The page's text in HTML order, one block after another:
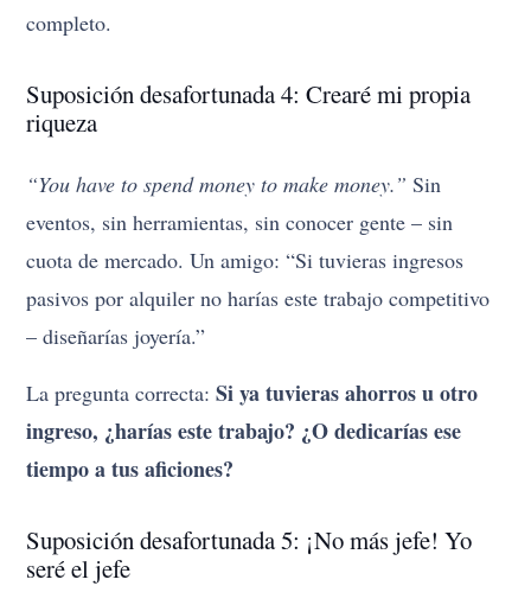
completo.
Suposición desafortunada 4: Crearé mi propia
riqueza
“You have to spend money to make money.” Sin
eventos, sin herramientas, sin conocer gente – sin
cuota de mercado. Un amigo: “Si tuvieras ingresos
pasivos por alquiler no harías este trabajo competitivo
– diseñarías joyería.”
La pregunta correcta:Si ya tuvieras ahorros u otro
ingreso, ¿harías este trabajo? ¿O dedicarías ese
tiempo a tus aficiones?
Suposición desafortunada 5: ¡No más jefe! Yo
seré el jefe